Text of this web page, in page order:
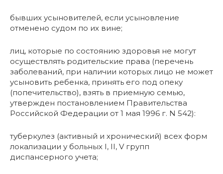
бывших усыновителей, если усыновление
отменено судом по их вине;
лиц, которые по состоянию здоровья не могут
осуществлять родительские права (перечень
заболеваний, при наличии которых лицо не может
усыновить ребенка, принять его под опеку
(попечительство), взять в приемную семью,
утвержден постановлением Правительства
Российской Федерации от 1 мая 1996 г. N 542):
туберкулез (активный и хронический) всех форм
локализации у больных I, II, V групп
диспансерного учета;